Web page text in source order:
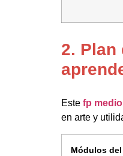
2. Plan
Este fp
en arte y
Módulos del